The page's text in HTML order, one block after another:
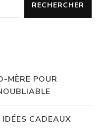
RECHERCHER
MÈRE POUR
CADEAUX